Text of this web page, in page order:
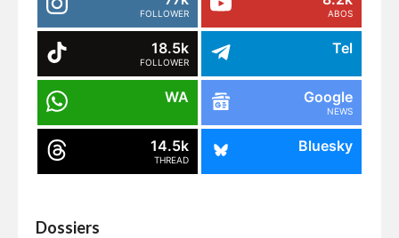
FOLLOWER ABOS
18.5k
FOLLOWER
Tel
WA Google
NEWS
14.5k
THREAD
Bluesky
Dossiers